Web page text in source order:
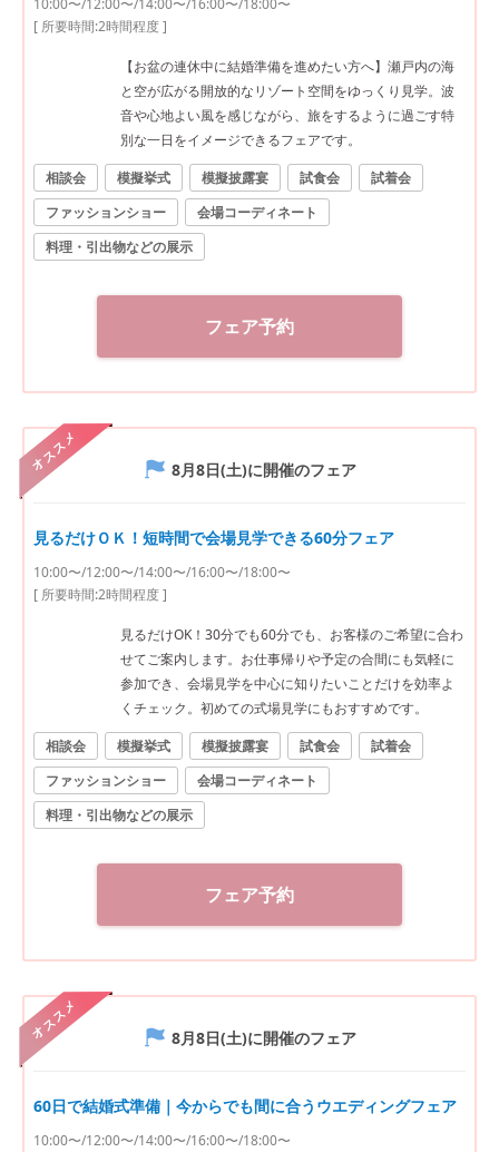
10:00〜/12:00〜/14:00〜/16:00〜/18:00〜
[ 所要時間:2時間程度]
【お盆の連休中に結婚準備を進めたい方へ】瀬戸内の海
と空が広がる開放的なリゾート空間をゆっくり見学。波
音や心地よい風を感じながら、旅をするように過ごす特
別な一日をイメージできるフェアです。
相談会
模擬挙式 模擬披露宴 試食会
試着会
ファッションショー
会場コーディネート
料理・引出物などの展示
フェア予約
オススメ 8月8日(土)に開催のフェア
見るだけＯＫ！短時間で会場見学できる60分フェア
10:00〜/12:00〜/14:00〜/16:00〜/18:00〜
[ 所要時間:2時間程度]
見るだけOK！30分でも60分でも、お客様のご希望に合わ
せてご案内します。お仕事帰りや予定の合間にも気軽に
参加でき、会場見学を中心に知りたいことだけを効率よ
くチェック。初めての式場見学にもおすすめです。
相談会
模擬挙式 模擬披露宴 試食会
試着会
ファッションショー
会場コーディネート
料理・引出物などの展示
フェア予約
オススメ 8月8日(土)に開催のフェア
60日で結婚式準備｜今からでも間に合うウエディングフェア
10:00〜/12:00〜/14:00〜/16:00〜/18:00〜